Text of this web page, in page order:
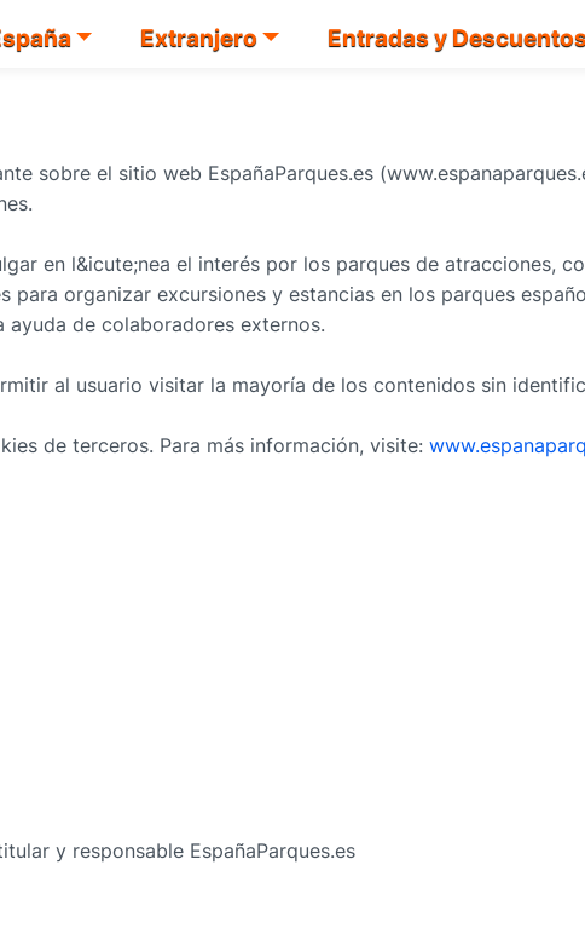
Extranjero Entradas y Descuentos
sobre el sitio web EspañaParques.es
en l&icute;nea el interés por los parques de atracciones,
organizar excursiones y estancias en los parques
de colaboradores externos.
al usuario visitar la mayoría de los contenidos sin
de terceros. Para más información, visite:
y responsable EspañaParques.es